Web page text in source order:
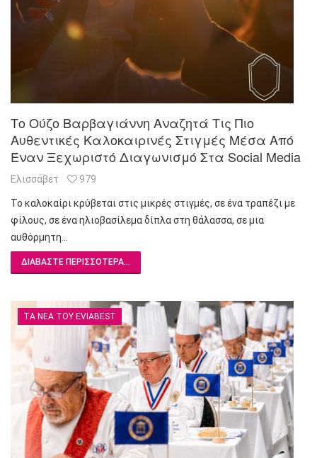
Το Ούζο Βαρβαγιάννη Αναζητά Τις Πιο
Αυθεντικές Καλοκαιρινές Στιγμές Μέσα Από
Έναν Ξεχωριστό Διαγωνισμό Στα Social Media
Ελισσάβετ 979
Το καλοκαίρι κρύβεται στις μικρές στιγμές, σε ένα τραπέζι με
φίλους, σε ένα ηλιοβασίλεμα δίπλα στη θάλασσα, σε μια
αυθόρμητη…
ΔΙΑΒΆΣΤΕ ΠΕΡΙΣΣΌΤΕΡΑ...
ΤΑ ΝΈΑ ΤΟΥ EVIABEST